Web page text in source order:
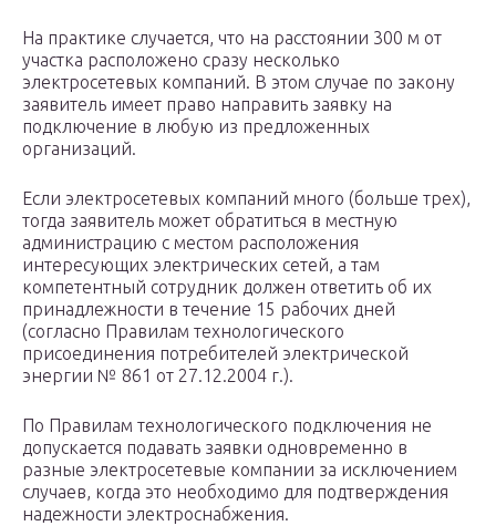
На практике случается, что на расстоянии 300 м от
участка расположено сразу несколько
электросетевых компаний. В этом случае по закону
заявитель имеет право направить заявку на
подключение в любую из предложенных
организаций.
Если электросетевых компаний много (больше трех),
тогда заявитель может обратиться в местную
администрацию с местом расположения
интересующих электрических сетей, а там
компетентный сотрудник должен ответить об их
принадлежности в течение 15 рабочих дней
(согласно Правилам технологического
присоединения потребителей электрической
энергии № 861 от 27.12.2004 г.).
По Правилам технологического подключения не
допускается подавать заявки одновременно в
разные электросетевые компании за исключением
случаев, когда это необходимо для подтверждения
надежности электроснабжения.